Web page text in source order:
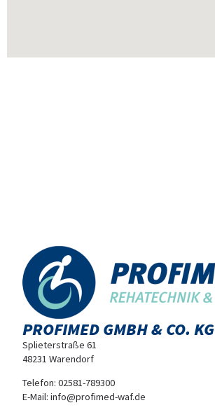
PROFIMED GMBH & CO. KG
Splieterstraße 61
48231 Warendorf
Telefon: 02581-789300
E-Mail: info@profimed-waf.de